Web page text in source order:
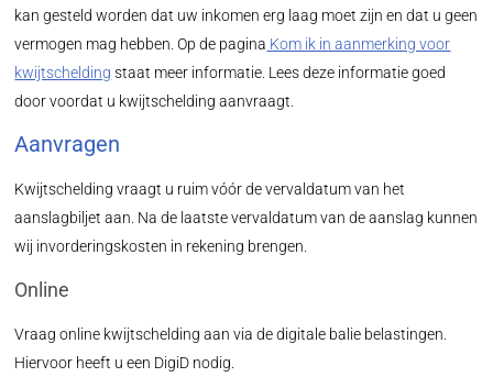
kan gesteld worden dat uw inkomen erg laag moet zijn en dat u geen
vermogen mag hebben. Op de pagina Kom ik in aanmerking voor
kwijtschelding staat meer informatie. Lees deze informatie goed
door voordat u kwijtschelding aanvraagt.
Aanvragen
Kwijtschelding vraagt u ruim vóór de vervaldatum van het
aanslagbiljet aan. Na de laatste vervaldatum van de aanslag kunnen
wij invorderingskosten in rekening brengen.
Online
Vraag online kwijtschelding aan via de digitale balie belastingen.
Hiervoor heeft u een DigiD nodig.